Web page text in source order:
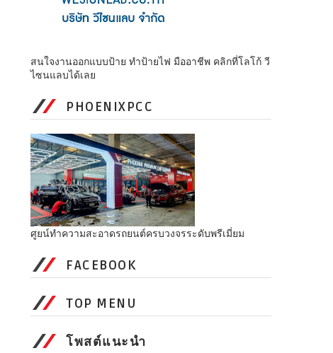
สนใจงานออกแบบป้าย ทำป้ายไฟ มืออาชีพ คลิกที่โลโก้ วี
ไซนแลบได้เลย
PHOENIXPCC
ศูยน์ทำความสะอาดรถยนต์ครบวงจรระดับพรีเมี่ยม
FACEBOOK
TOP MENU
โพสต์แนะนำ